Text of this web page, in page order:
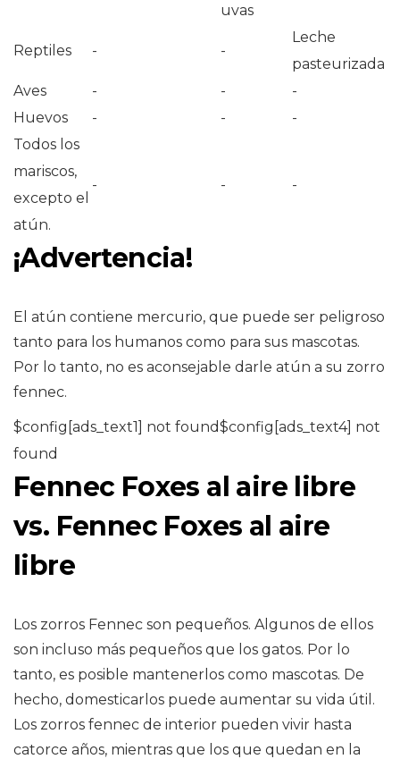
uvas
Reptiles - -
Leche
pasteurizada
Aves
- -
-
Huevos
- -
-
Todos los
mariscos,
excepto el
atún.
- - -
¡Advertencia!
El atún contiene mercurio, que puede ser peligroso
tanto para los humanos como para sus mascotas.
Por lo tanto, no es aconsejable darle atún a su zorro
fennec.
$config[ads_text1] not found$config[ads_text4] not
found
Fennec Foxes al aire libre
vs. Fennec Foxes al aire
libre
Los zorros Fennec son pequeños. Algunos de ellos
son incluso más pequeños que los gatos. Por lo
tanto, es posible mantenerlos como mascotas. De
hecho, domesticarlos puede aumentar su vida útil.
Los zorros fennec de interior pueden vivir hasta
catorce años, mientras que los que quedan en la